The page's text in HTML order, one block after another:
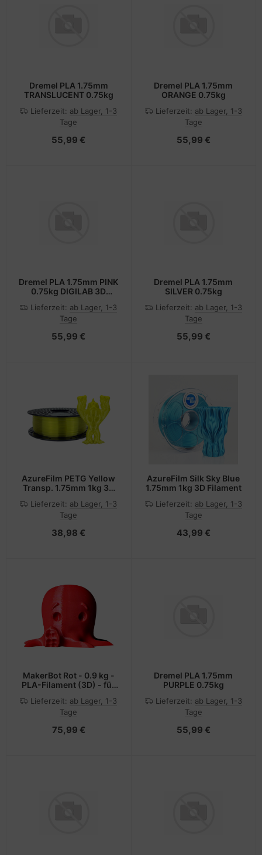
Dremel PLA 1.75mm
TRANSLUCENT 0.75kg
Lieferzeit: ab Lager, 1-3
Tage
55,99 €
Dremel PLA 1.75mm
ORANGE 0.75kg
Lieferzeit: ab Lager, 1-3
Tage
55,99 €
Dremel PLA 1.75mm PINK
0.75kg DIGILAB 3D
Lieferzeit: ab Lager, 1-3
Tage
55,99 €
Dremel PLA 1.75mm
SILVER 0.75kg
Lieferzeit: ab Lager, 1-3
Tage
55,99 €
AzureFilm PETG Yellow
Transp. 1.75mm 1kg 3D
Lieferzeit: ab Lager, 1-3
Tage
38,98 €
AzureFilm Silk Sky Blue
1.75mm 1kg 3D Filament
Lieferzeit: ab Lager, 1-3
Tage
43,99 €
MakerBot Rot - 0.9 kg -
PLA-Filament (3D) - für
Lieferzeit: ab Lager, 1-3
Tage
75,99 €
Dremel PLA 1.75mm
PURPLE 0.75kg
Lieferzeit: ab Lager, 1-3
Tage
55,99 €